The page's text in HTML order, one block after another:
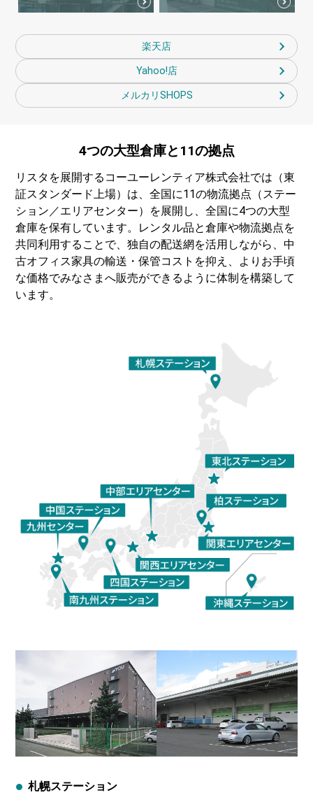
楽天店
Yahoo!店
メルカリSHOPS
4つの大型倉庫と 11の拠点
リスタを展開するコーユーレンティア株式会社では（東
証スタンダード上場）は、全国に11の物流拠点（ステー
ション／エリアセンター）を展開し、全国に4つの大型
倉庫を保有しています。レンタル品と倉庫や物流拠点を
共同利用することで、独自の配送網を活用しながら、中
古オフィス家具の輸送・保管コストを抑え、よりお手頃
な価格でみなさまへ販売ができるように体制を構築して
います。
札幌ステーション